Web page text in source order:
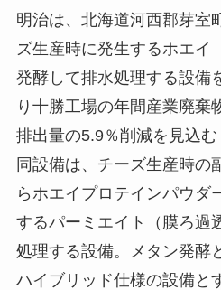
明治は、北海道河西郡芽室
ズ生産時に発生するホエイ
発酵して排水処理する設備
り十勝工場の年間産業廃棄
排出量の5.9％削減を見込む
同設備は、チーズ生産時の
らホエイプロテインパウダ
するパーミエイト（膜ろ過
処理する設備。メタン発酵
ハイブリッド仕様の設備と